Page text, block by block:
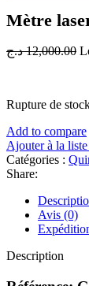
Mètre
12,000.00 د.ج
Rupture de
Add to compare
Ajouter à la
Catégories :
Share:
Avis (0)
Description